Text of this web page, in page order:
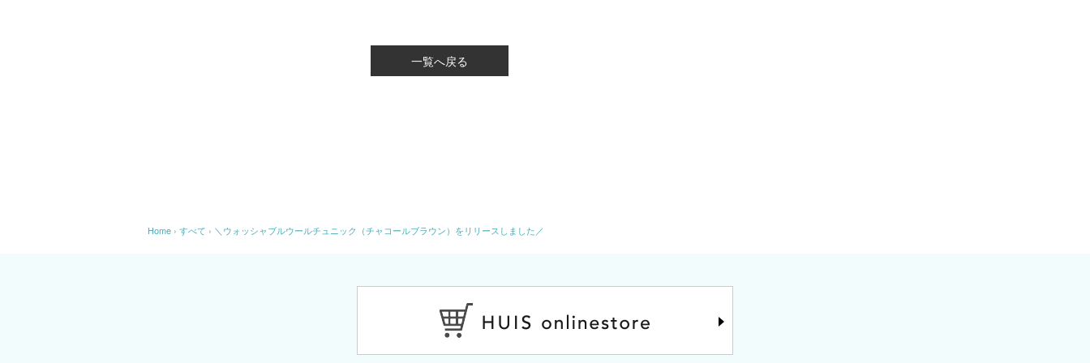
一覧へ戻る
Home › すべて › ＼ウォッシャブルウールチュニック（チャコールブラウン）をリリースしました／